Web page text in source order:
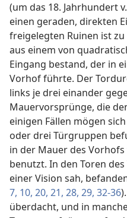
(um das 18. Jahrhundert
einen geraden, direkten
freigelegten Ruinen ist
aus einem von
Eingang bestand, der in
Vorhof führte. Der
links je drei einander
Mauervorsprünge, die
einigen Fällen mögen
oder drei Türgruppen
in der Mauer des
benutzt. In den Toren
einer Vision sah,
7, 10, 20, 21, 28, 29, 32-36
überdacht, und in